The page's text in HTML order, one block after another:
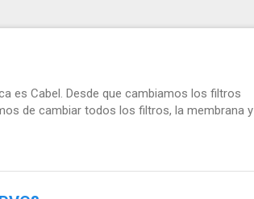
es Cabel. Desde que cambiamos los filtros
de cambiar todos los filtros, la membrana y